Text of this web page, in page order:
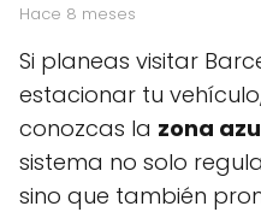
hace 8 meses
Si planeas visitar
estacionar tu
conozcas la zona
sistema no solo
sino que también